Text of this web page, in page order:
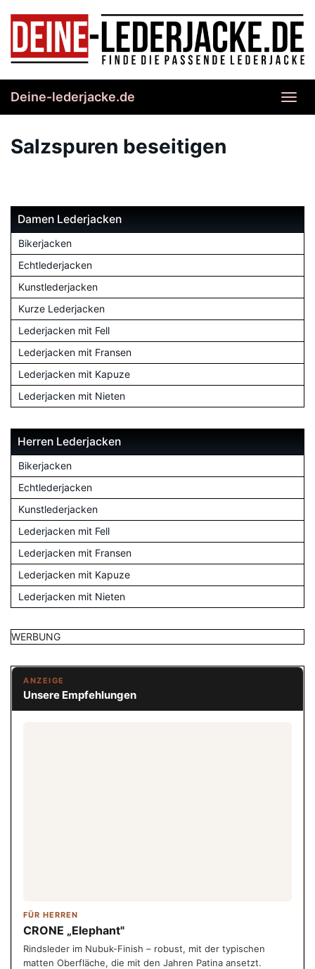
content
Deine-lederjacke.de
Salzspuren beseitigen
Damen Lederjacken
Bikerjacken
Echtlederjacken
Kunstlederjacken
Kurze Lederjacken
Lederjacken mit Fell
Lederjacken mit Fransen
Lederjacken mit Kapuze
Lederjacken mit Nieten
Herren Lederjacken
Bikerjacken
Echtlederjacken
Kunstlederjacken
Lederjacken mit Fell
Lederjacken mit Fransen
Lederjacken mit Kapuze
Lederjacken mit Nieten
WERBUNG
ANZEIGE
Unsere Empfehlungen
FÜR HERREN
CRONE „Elephant"
Rindsleder im Nubuk-Finish – robust, mit der typischen
matten Oberfläche, die mit den Jahren Patina ansetzt.